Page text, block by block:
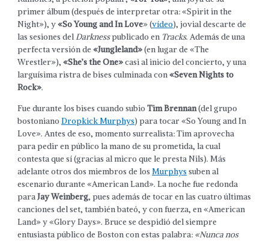
primer álbum (después de interpretar otra: «Spirit in the
Night»), y«So Young and In Love» (vídeo), jovial descarte de
las sesiones delDarknesspublicado en Tracks. Además de una
perfecta versión de«Jungleland»(en lugar de «The
Wrestler»),«She’s the One»casi al inicio del concierto, y una
larguísima ristra de bises culminada con«Seven Nights to
Rock».
Fue durante los bises cuando subioTim Brennan(del grupo
bostonianoDropkick Murphys) para tocar «So Young and In
Love». Antes de eso, momento surrealista: Tim aprovecha
para pedir en público la mano de su prometida, la cual
contesta que sí (gracias al micro que le presta Nils). Más
adelante otros dos miembros de losMurphys suben al
escenario durante «American Land». La noche fue redonda
paraJay Weinberg, pues además de tocar en las cuatro últimas
canciones del set, también bateó, y con fuerza, en «American
Land» y «Glory Days». Bruce se despidió del siempre
entusiasta público de Boston con estas palabra: «Nunca nos